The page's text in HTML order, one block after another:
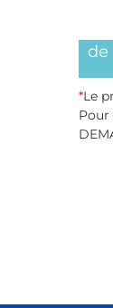
de
*Le
Pour